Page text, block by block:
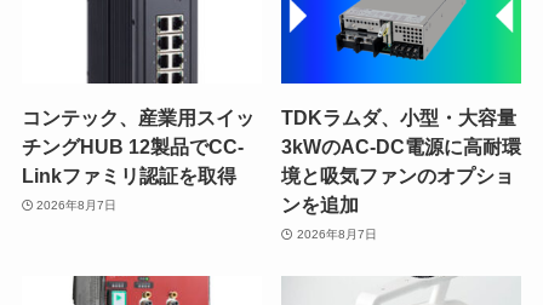
コンテック、産業用スイッ
チングHUB 12製品でCC-
Linkファミリ認証を取得
2026年8月7日
TDKラムダ、小型・大容量
3kWのAC-DC電源に高耐環
境と吸気ファンのオプショ
ンを追加
2026年8月7日